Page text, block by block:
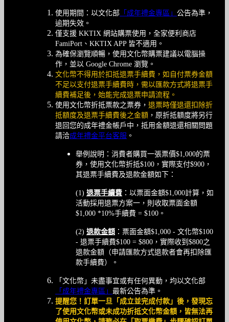
使用期間：以文化部 「成年禮金專區」 公告為準，
逾期失效。
僅支援 KKTIX 網站購票使用，全家便利商店
FamiPort、KKTIX APP 皆不適用。
為確保瀏覽順暢，使用文化幣購票建議以電腦操
作，並以 Google Chrome 瀏覽。
文化幣不得用於扣抵退票手續費，如自付票券金額
不足以支付退票手續費時，需以匯款方式將退票手
續費補足後，始能完成退票申請流程。
使用文化幣折抵票款之票券， 退票時僅退還扣除折
抵額度及退票手續費後之金額 ，原折抵額度將另行
退回您的成年禮金帳戶中，抵用金額退還相關問題
請洽成年禮金平台客服 。
舉例說明：消費者購買一張票價$1,000的票
券，使用文化幣折抵$100，實際支付$900，
其退票手續費及退款金額如下：
(1) 退票手續費 ：以票面金額$1,000計算，如
活動採用退票方案一，則收取票面金額
$1,000 *10%手續費 = $100。
(2) 退款金額 ：票面金額$1,000 - 文化幣$100
- 退票手續費$100 = $800，實際收到$800之
退款金額（申請匯款方式退款者會再扣除匯
款手續費）。
「文化幣」未盡事宜或有任何異動，均以文化部
「成年禮金專區」 最新公告為準。
提醒您！訂單一旦「成立並完成付款」後，發現忘
了使用文化幣或未成功折抵文化幣金額，皆無法再